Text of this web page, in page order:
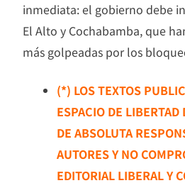
inmediata: el gobierno debe
El Alto y Cochabamba, que
más golpeadas por los
(*) LOS TEXTOS
ESPACIO DE
DE ABSOLUTA
AUTORES Y NO
EDITORIAL LIBERAL Y